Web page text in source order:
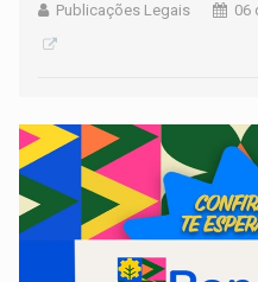
Publicações Legais 06